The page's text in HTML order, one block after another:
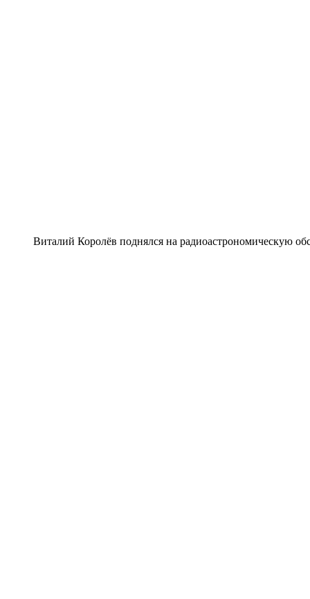
Виталий Королёв поднялся на радиоастрономическую